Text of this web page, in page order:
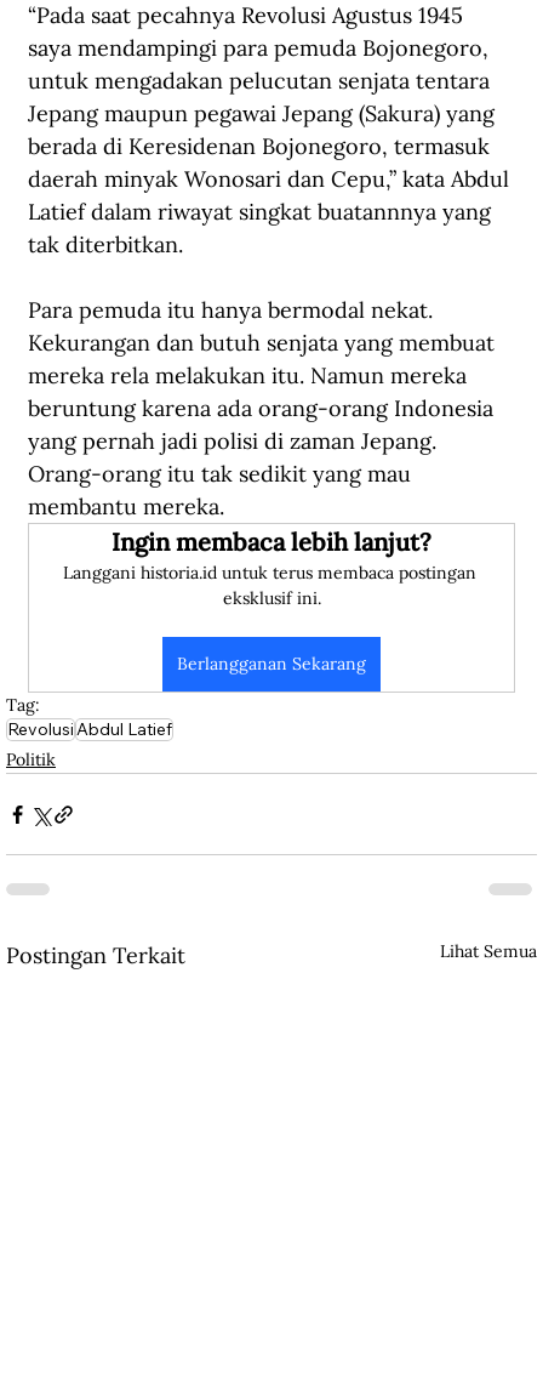
“Pada saat pecahnya Revolusi Agustus 1945
saya mendampingi para pemuda Bojonegoro,
untuk mengadakan pelucutan senjata tentara
Jepang maupun pegawai Jepang (Sakura) yang
berada di Keresidenan Bojonegoro, termasuk
daerah minyak Wonosari dan Cepu,” kata Abdul
Latief dalam riwayat singkat buatannnya yang
tak diterbitkan.
Para pemuda itu hanya bermodal nekat.
Kekurangan dan butuh senjata yang membuat
mereka rela melakukan itu. Namun mereka
beruntung karena ada orang-orang Indonesia
yang pernah jadi polisi di zaman Jepang.
Orang-orang itu tak sedikit yang mau
membantu mereka.
Ingin membaca lebih lanjut?
Langgani historia.id untuk terus membaca postingan
eksklusif ini.
Berlangganan Sekarang
Tag:
RevolusiAbdul Latief
Politik
Postingan Terkait Lihat Semua